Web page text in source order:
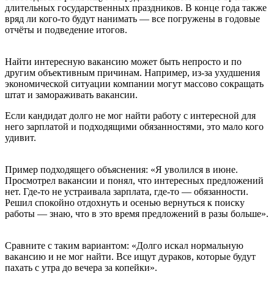
длительных государственных праздников. В конце года также
вряд ли кого-то будут нанимать — все погружены в годовые
отчёты и подведение итогов.
Найти интересную вакансию может быть непросто и по
другим объективным причинам. Например, из-за ухудшения
экономической ситуации компании могут массово сокращать
штат и замораживать вакансии.
Если кандидат долго не мог найти работу с интересной для
него зарплатой и подходящими обязанностями, это мало кого
удивит.
Пример подходящего объяснения: «Я уволился в июне.
Просмотрел вакансии и понял, что интересных предложений
нет. Где-то не устраивала зарплата, где-то — обязанности.
Решил спокойно отдохнуть и осенью вернуться к поиску
работы — знаю, что в это время предложений в разы больше».
Сравните с таким вариантом: «Долго искал нормальную
вакансию и не мог найти. Все ищут дураков, которые будут
пахать с утра до вечера за копейки».